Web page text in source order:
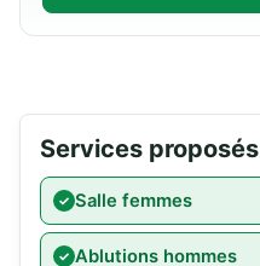
Services proposés
Salle femmes
Ablutions hommes